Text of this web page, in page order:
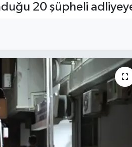
20 şüpheli